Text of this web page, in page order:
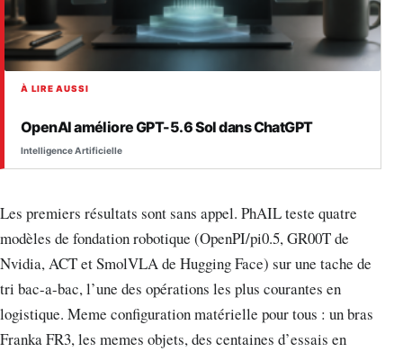
À LIRE AUSSI
OpenAI améliore GPT-5.6 Sol dans ChatGPT
Intelligence Artificielle
Les premiers résultats sont sans appel. PhAIL teste quatre
modèles de fondation robotique (OpenPI/pi0.5, GR00T de
Nvidia, ACT et SmolVLA de Hugging Face) sur une tache de
tri bac-a-bac, l’une des opérations les plus courantes en
logistique. Meme configuration matérielle pour tous : un bras
Franka FR3, les memes objets, des centaines d’essais en